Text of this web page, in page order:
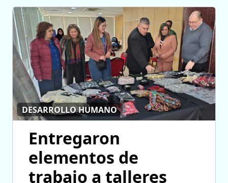
DESARROLLO HUMANO
Entregaron
elementos de
trabajo a talleres